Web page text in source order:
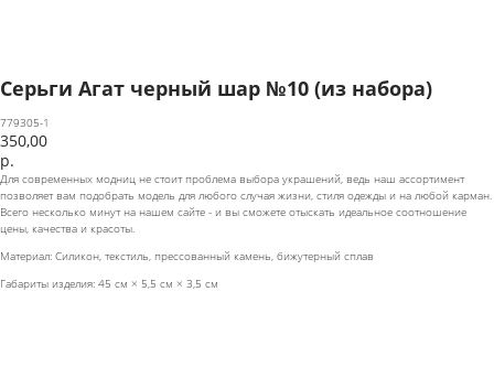
Серьги Агат черный шар №10 (из набора)
779305-1
350,00
р.
Для современных модниц не стоит проблема выбора украшений, ведь наш ассортимент
позволяет вам подобрать модель для любого случая жизни, стиля одежды и на любой карман.
Всего несколько минут на нашем сайте - и вы сможете отыскать идеальное соотношение
цены, качества и красоты.
Материал: Силикон, текстиль, прессованный камень, бижутерный сплав
Габариты изделия: 45 см × 5,5 см × 3,5 см